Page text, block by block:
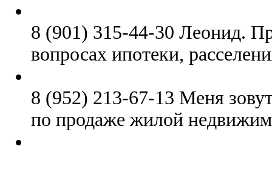
8 (901) 315-44-30 Леонид.
вопросах ипотеки,
8 (952) 213-67-13 Меня
по продаже жилой